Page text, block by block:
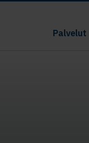
Palvelut